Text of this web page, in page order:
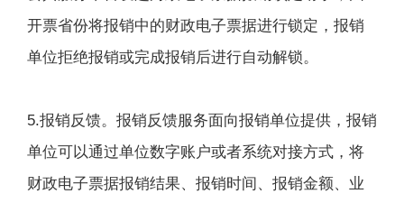
开票省份将报销中的财政电子票据进行锁定，报销
单位拒绝报销或完成报销后进行自动解锁。
5.报销反馈。报销反馈服务面向报销单位提供，报销
单位可以通过单位数字账户或者系统对接方式，将
财政电子票据报销结果、报销时间、报销金额、业